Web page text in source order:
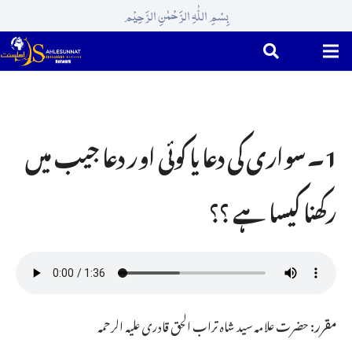
بِسْمِ اللّٰہِ الرَّحْمٰنِ الرَّحِیْم
1۔ سواری کی دعا یا کوئی اور دعا جیب میں
رکھنا کیسا ہے ؟؟
مقرر:حضرت علامہ سید شاہ تراب الحق قادری علیہ الرحمہ